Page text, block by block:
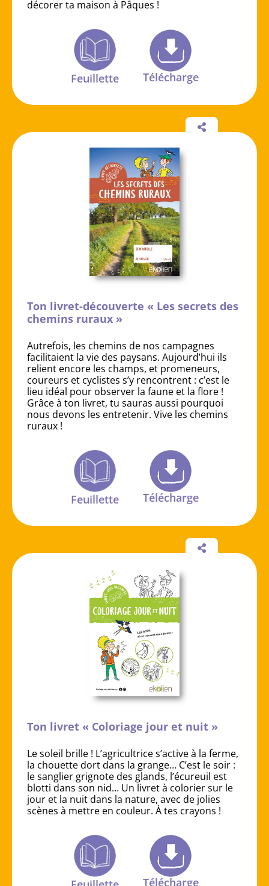
décorer ta maison à Pâques !
Feuillette Télécharge
Ton livret-découverte « Les secrets des
chemins ruraux »
Autrefois, les chemins de nos campagnes
facilitaient la vie des paysans. Aujourd’hui ils
relient encore les champs, et promeneurs,
coureurs et cyclistes s’y rencontrent : c’est le
lieu idéal pour observer la faune et la flore !
Grâce à ton livret, tu sauras aussi pourquoi
nous devons les entretenir. Vive les chemins
ruraux !
Feuillette Télécharge
Ton livret « Coloriage jour et nuit »
Le soleil brille ! L’agricultrice s’active à la ferme,
la chouette dort dans la grange… C’est le soir :
le sanglier grignote des glands, l’écureuil est
blotti dans son nid… Un livret à colorier sur le
jour et la nuit dans la nature, avec de jolies
scènes à mettre en couleur. À tes crayons !
Télécharge